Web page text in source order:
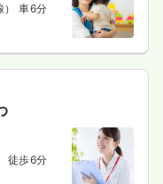
一時募集休止
以上可
詳細を見る
） 車6分
徒歩6分